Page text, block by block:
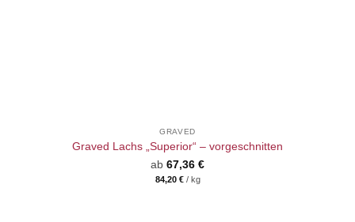
GRAVED
Graved Lachs „Superior“ – vorgeschnitten
ab 67,36 €
84,20 €/ kg